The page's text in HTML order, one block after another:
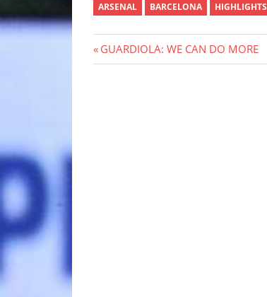
ARSENAL BARCELONA HIGHLIGHTS
Post
Previous
Post:
GUARDIOLA: WE CAN DO MORE